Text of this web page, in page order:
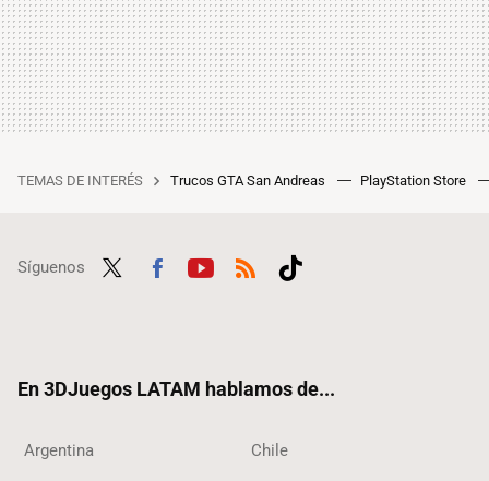
TEMAS DE INTERÉS Trucos GTA San Andreas PlayStation Store
Síguenos
En 3DJuegos LATAM hablamos de...
Argentina Chile